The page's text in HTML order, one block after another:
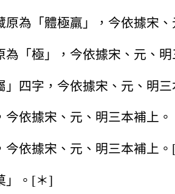
原為「體極羸」，今依據宋
為「極」，今依據宋、元、
四字，今依據宋、元、明三
依據宋、元、明三本補上。
今依據宋、元、明三本補上
」。[＊]